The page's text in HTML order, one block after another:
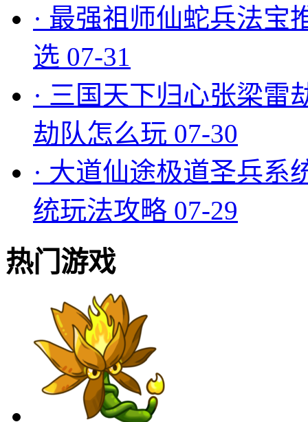
· 最强祖师仙蛇兵法宝
选 07-31
· 三国天下归心张梁雷
劫队怎么玩 07-30
· 大道仙途极道圣兵系
统玩法攻略 07-29
热门游戏